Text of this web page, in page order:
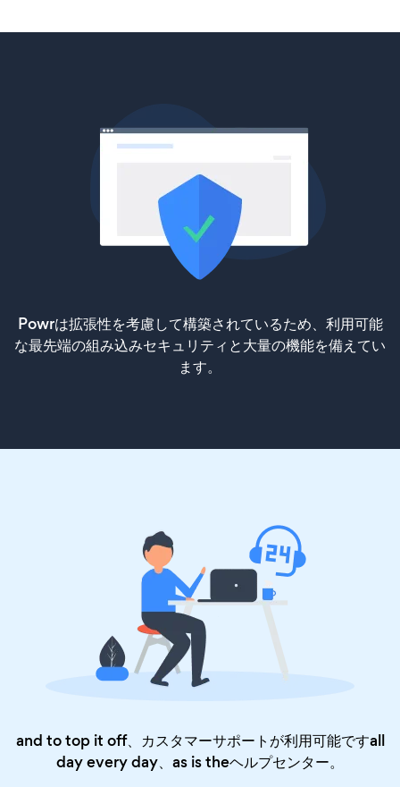
Powrは拡張性を考慮して構築されているため、利用可能
な最先端の組み込みセキュリティと大量の機能を備えてい
ます。
and to top it off、カスタマーサポートが利用可能ですall
day every day、as is theヘルプセンター。